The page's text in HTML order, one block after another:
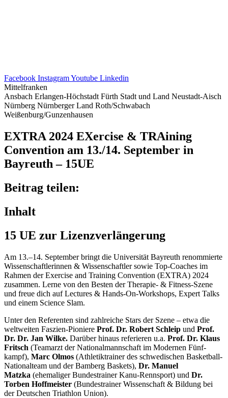
Facebook InstagramYoutube Linkedin
Mittelfranken
Ansbach Erlangen-Höchstadt Fürth Stadt und Land Neustadt-Aisch
Nürnberg Nürnberger Land Roth/Schwabach
Weißenburg/Gunzenhausen
EXTRA 2024 EXer­cise & TRAi­ning
Conven­tion am 13./14. Septem­ber in
Bayreuth – 15UE
Beitrag teilen:
Inhalt
15 UE zur Lizenzverlängerung
Am 13.–14. Septem­ber bringt die Univer­si­tät Bayreuth renom­mierte
Wissen­schaft­le­rin­nen & Wissen­schaft­ler sowie Top-Coaches im
Rahmen der Exer­cise and Trai­ning Conven­tion (EXTRA) 2024
zusam­men. Lerne von den Besten der Thera­pie- & Fitness-Szene
und freue dich auf Lectures & Hands-On-Work­shops, Expert Talks
und einem Science Slam.
Unter den Refe­ren­ten sind zahl­rei­che Stars der Szene – etwa die
welt­wei­ten Faszien-Pioniere Prof. Dr. Robert Schleip und Prof.
Dr. Dr. Jan Wilke. Darüber hinaus refe­rie­ren u.a. Prof. Dr. Klaus
Frit­sch (Team­arzt der Natio­nal­mann­schaft im Moder­nen Fünf­
kampf), Marc Olmos (Athle­tik­trai­ner des schwe­di­schen Basket­ball-
Natio­nal­team und der Bamberg Baskets), Dr. Manuel
Matzka (ehema­li­ger Bundes­trai­ner Kanu-Renn­sport) und Dr.
Torben Hoff­meis­ter (Bundes­trai­ner Wissen­schaft & Bildung bei
der Deut­schen Triath­lon Union).